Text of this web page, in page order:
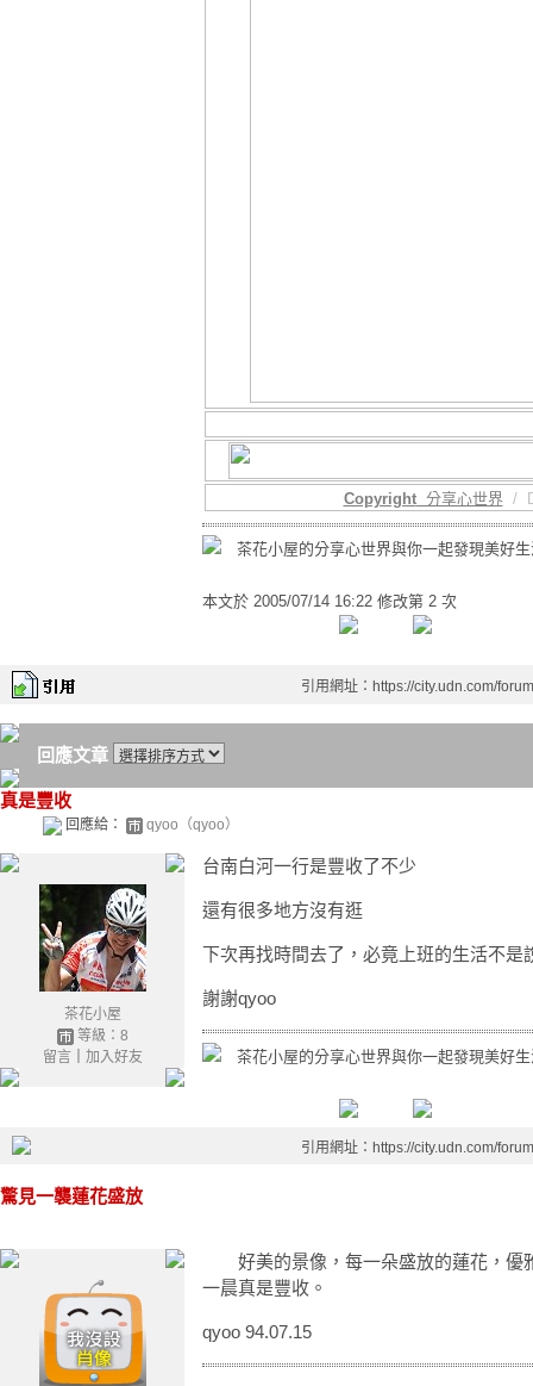
Copyright分享心世界/
茶花小屋的分享心世界與你一起發現美好
本文於 2005/07/14 16:22 修改第 2 次
引用網址：https://city.udn.com/
回應文章
真是豐收
回應給： qyoo（qyoo）
茶花小屋
等級：8
留言｜ 加入好友
台南白河一行是豐收了不少
還有很多地方沒有逛
下次再找時間去了，必竟上班的生活不是
謝謝qyoo
茶花小屋的分享心世界與你一起發現美好
引用網址：https://city.udn.com/
驚見一襲蓮花盛放
好美的景像，每一朵盛放的蓮花，優
一晨真是豐收。
qyoo 94.07.15